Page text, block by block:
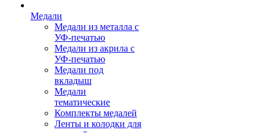
Медали
Медали из металла с
УФ-печатью
Медали из акрила с
УФ-печатью
Медали под
вкладыш
Медали
тематические
Комплекты медалей
Ленты и колодки для